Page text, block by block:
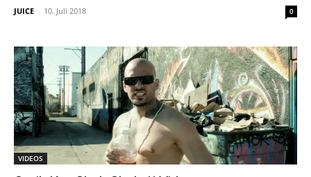
JUICE - 10. Juli 2018 0
VIDEOS